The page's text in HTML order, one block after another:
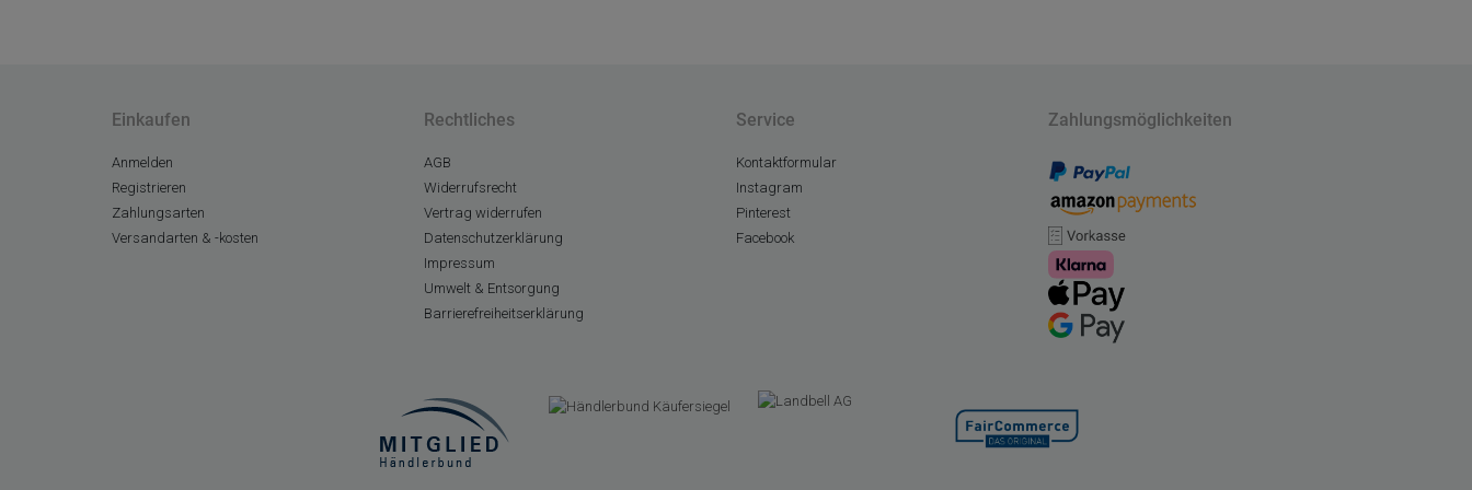
Einkaufen
Anmelden
Registrieren
Zahlungsarten
Versandarten & -kosten
Rechtliches
AGB
Widerrufsrecht
Vertrag widerrufen
Datenschutzerklärung
Impressum
Umwelt & Entsorgung
Barrierefreiheitserklärung
Service
Kontaktformular
Instagram
Pinterest
Facebook
Zahlungsmöglichkeiten